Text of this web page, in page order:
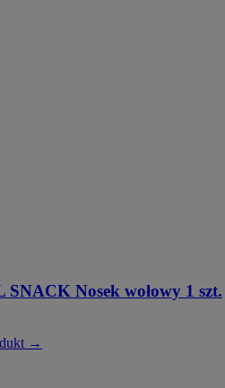
Nosek wołowy 1 szt.
→